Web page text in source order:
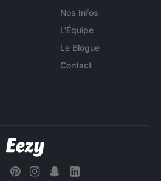
Nos Infos
L'Équipe
Le Blogue
Contact